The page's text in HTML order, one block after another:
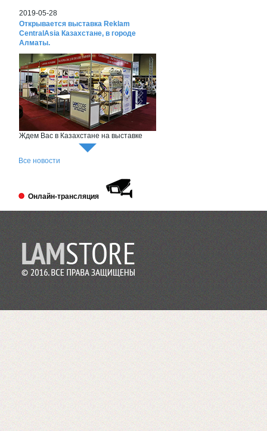
2019-05-28
Открывается выставка Reklam
CentralAsia Казахстане, в городе
Алматы.
Ждем Вас в Казахстане на выставке
Reklam CentralAsia
2018-06-26
Ждем Вас в павильоне №3 Зал №14
2018-01-24
Все новости
Онлайн-трансляция